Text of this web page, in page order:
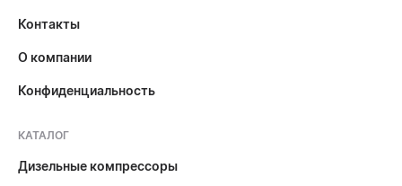
Контакты
О компании
Конфиденциальность
КАТАЛОГ
Дизельные компрессоры